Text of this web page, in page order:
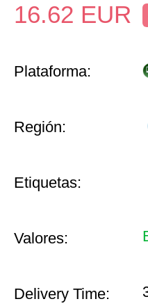
16.62 EUR
Plataforma:
Región:
Etiquetas:
Valores:
Delivery Time: